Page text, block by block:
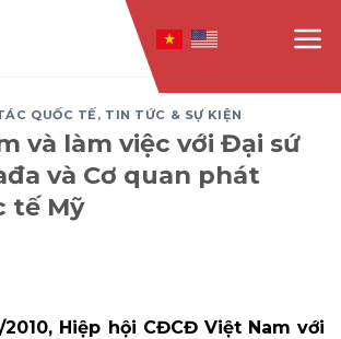
QUỐC TẾ , TIN TỨC & SỰ KIỆN
và làm việc với Đại sứ
và Cơ quan phát
tế Mỹ
2010, Hiệp hội CĐCĐ Việt Nam với